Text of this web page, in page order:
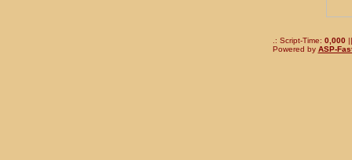
.: Script-Time: 0,000||
Powered by ASP-